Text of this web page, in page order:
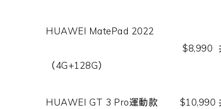
HUAWEI MatePad 2022
（4G+128G）
$8,990
HUAWEI GT 3 Pro運動款 $10,990